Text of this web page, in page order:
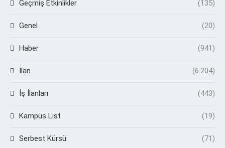
Geçmiş Etkinlikler (135)
Genel (20)
Haber (941)
İlan (6.204)
İş İlanları (443)
Kampüs List (19)
Serbest Kürsü (71)